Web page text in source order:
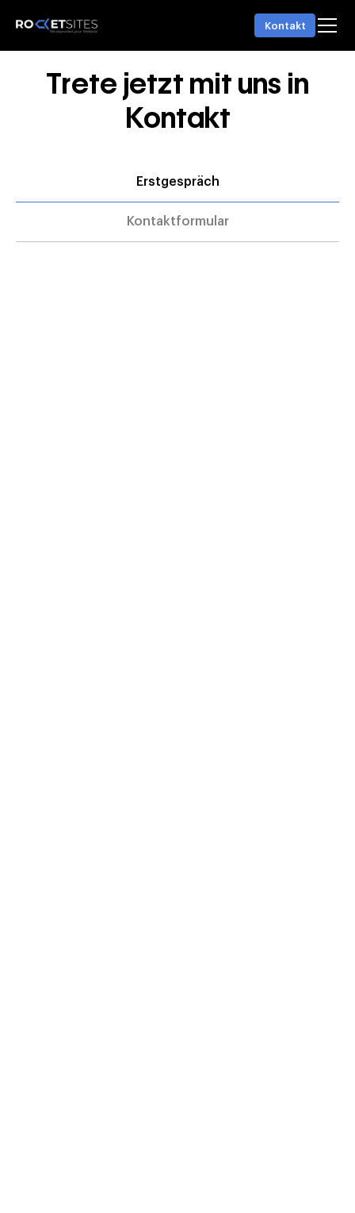
Kontakt
Trete jetzt mit uns in
Kontakt
Erstgespräch
Kontaktformular